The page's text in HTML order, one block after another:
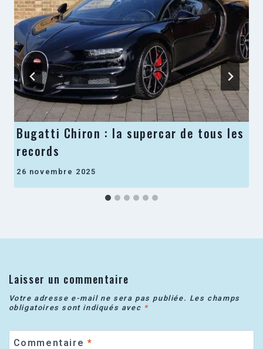
Bugatti Chiron : la supercar de tous les
records
26 novembre 2025
Laisser un commentaire
Votre adresse e-mail ne sera pas publiée. Les champs
obligatoires sont indiqués avec *
Commentaire *